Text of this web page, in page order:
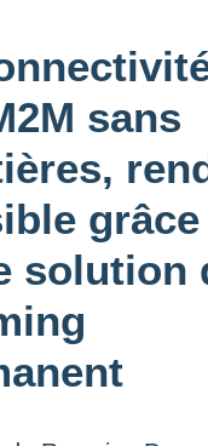
sans
grâce
solution